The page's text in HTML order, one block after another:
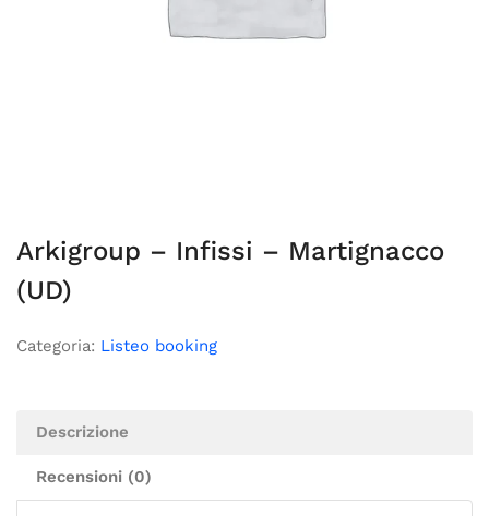
Arkigroup – Infissi – Martignacco
(UD)
Categoria: Listeo booking
Descrizione
Recensioni (0)